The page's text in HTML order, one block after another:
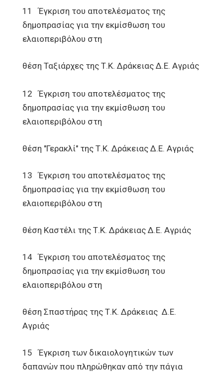
11 Έγκριση του αποτελέσματος της
δημοπρασίας για την εκμίσθωση του
ελαιοπεριβόλου στη
θέση Ταξιάρχες της Τ.Κ. Δράκειας Δ.Ε. Αγριάς
12 Έγκριση του αποτελέσματος της
δημοπρασίας για την εκμίσθωση του
ελαιοπεριβόλου στη
θέση "Γερακλί" της Τ.Κ. Δράκειας Δ.Ε. Αγριάς
13 Έγκριση του αποτελέσματος της
δημοπρασίας για την εκμίσθωση του
ελαιοπεριβόλου στη
θέση Καστέλι της Τ.Κ. Δράκειας Δ.Ε. Αγριάς
14 Έγκριση του αποτελέσματος της
δημοπρασίας για την εκμίσθωση του
ελαιοπεριβόλου στη
θέση Σπαστήρας της Τ.Κ. Δράκειας Δ.Ε.
Αγριάς
15 Έγκριση των δικαιολογητικών των
δαπανών που πληρώθηκαν από την πάγια